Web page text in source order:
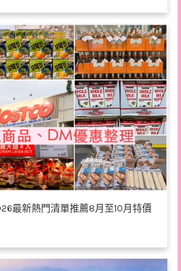
最新熱門清單推薦8月至10月特價